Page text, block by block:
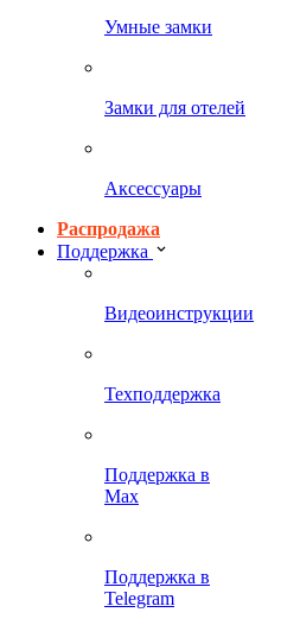
Умные замки
Замки для отелей
Аксессуары
Распродажа
Поддержка
Видеоинструкции
Техподдержка
Поддержка в
Max
Поддержка в
Telegram